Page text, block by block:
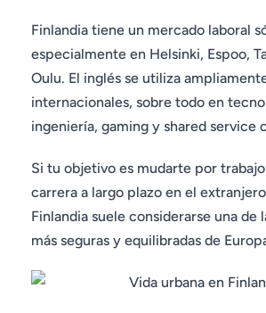
Finlandia tiene un mercado laboral
especialmente en Helsinki, Espoo,
Oulu. El inglés se utiliza
internacionales, sobre todo en
ingeniería, gaming y shared service
Si tu objetivo es mudarte por
carrera a largo plazo en el
Finlandia suele considerarse una de
más seguras y equilibradas de